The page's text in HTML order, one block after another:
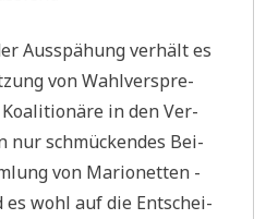
Aus­spä­hung ver­hält es
von Wahl­ver­spre­
in den Ver­
nur schmücken­des Bei­
von Mario­net­ten -
wohl auf die Ent­schei­